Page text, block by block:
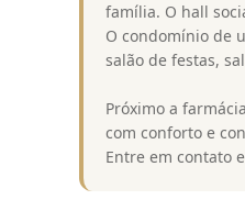
família. O hall
O condomínio de
salão de festas,
Próximo a
com conforto e
Entre em contato